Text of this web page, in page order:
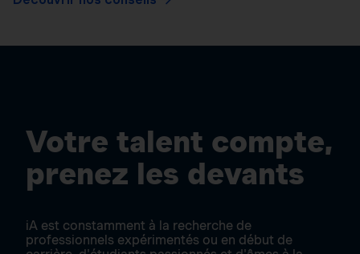
Votre talent compte,
prenez les devants
iA est constamment à la recherche de
professionnels expérimentés ou en début de